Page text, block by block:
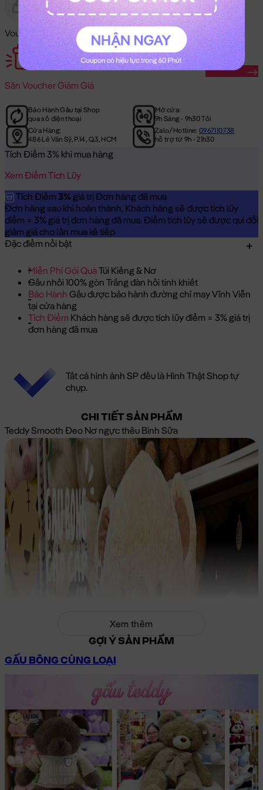
Gửi Tặng Hết Hàng
Voucher Mã Khuyến Mãi:
Săn Voucher Giảm Giá
Săn Ngay
Bảo Hành Gấu tại Shop
qua số điện thoại
Mở cửa:
9h Sáng - 9h30 Tối
Cửa Hàng:
486 Lê Văn Sỹ, P.14, Q.3, HCM
Zalo/Hotline:0967110738
hỗ trợ từ 9h - 21h30
Tích Điểm 3% khi mua hàng
Xem Điểm Tích Lũy
Tích Điểm 3% giá trị Đơn hàng đã mua
Đơn hàng sau khi hoàn thành, Khách hàng sẽ được tích lũy
điểm = 3% giá trị đơn hàng đã mua. Điểm tích lũy sẽ được qui đổi
giảm giá cho lần mua kế tiếp
Đặc điểm nổi bật
Miễn Phí Gói QuàTúi Kiếng & Nơ
Gấu nhồi 100% gòn Trắng đàn hồi tinh khiết
Bảo Hành Gấu được bảo hành đường chỉ may Vĩnh Viễn
tại cửa hàng
Tích Điểm Khách hàng sẽ được tích lũy điểm = 3% giá trị
đơn hàng đã mua
Tất cả hình ảnh SP đều là Hình Thật Shop tự
chụp.
CHI TIẾT SẢN PHẨM
Teddy Smooth Đeo Nơ ngực thêu Bình Sữa
Xem thêm
GỢI Ý SẢN PHẨM
GẤU BÔNG CÙNG LOẠI